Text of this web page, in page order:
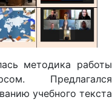
методика работы
Предлагался
учебного текста